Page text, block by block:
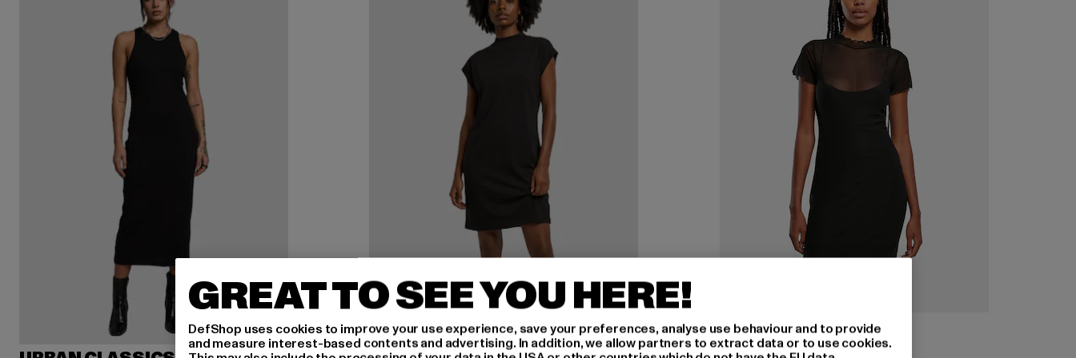
URBAN CLASSICS
Ladies Mesh Double Layer
GREAT TO SEE YOU HERE!
DefShop uses cookies to improve your use experience, save your preferences, analyse use behaviour and to provide
and measure interest-based contents and advertising. In addition, we allow partners to extract data or to use cookies.